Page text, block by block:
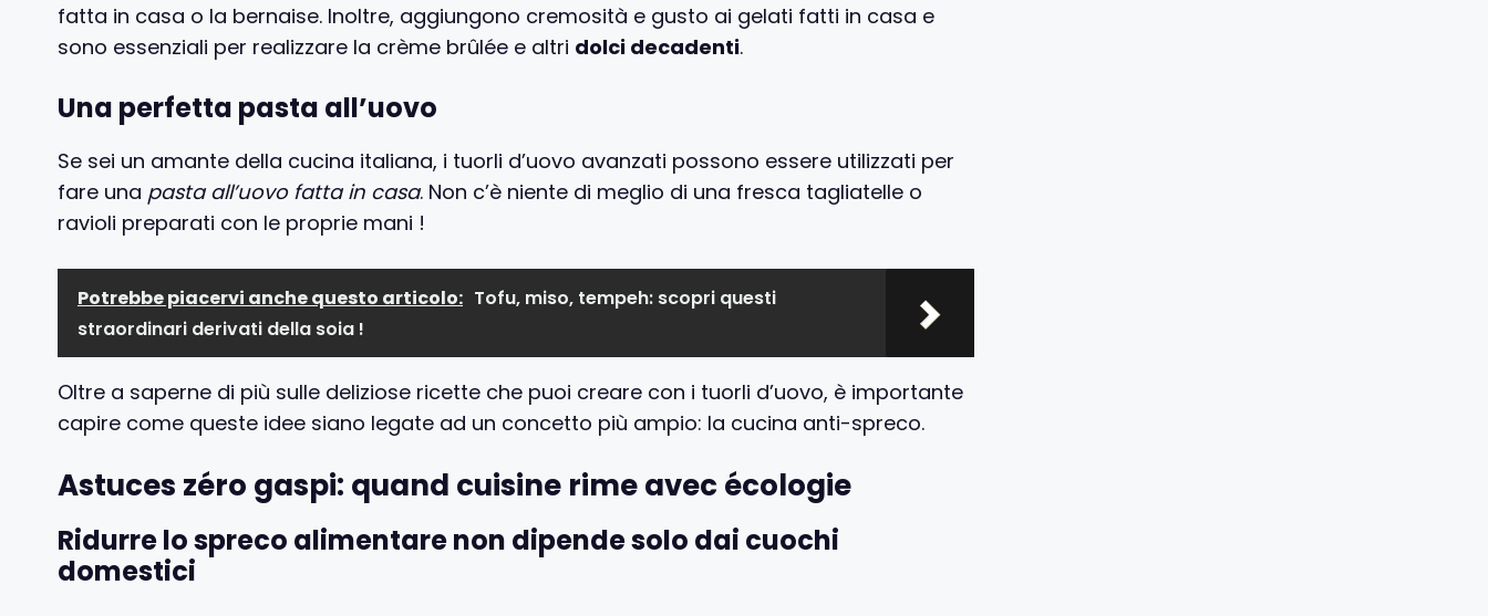
fatta in casa o la bernaise. Inoltre, aggiungono cremosità e gusto ai gelati fatti in casa e
sono essenziali per realizzare la crème brûlée e altri dolci decadenti.
Una perfetta pasta all’uovo
Se sei un amante della cucina italiana, i tuorli d’uovo avanzati possono essere utilizzati per
fare una pasta all’uovo fatta in casa. Non c’è niente di meglio di una fresca tagliatelle o
ravioli preparati con le proprie mani !
Potrebbe piacervi anche questo articolo: Tofu, miso, tempeh: scopri questi
straordinari derivati della soia !
Oltre a saperne di più sulle deliziose ricette che puoi creare con i tuorli d’uovo, è importante
capire come queste idee siano legate ad un concetto più ampio: la cucina anti-spreco.
Astuces zéro gaspi: quand cuisine rime avec écologie
Ridurre lo spreco alimentare non dipende solo dai cuochi
domestici